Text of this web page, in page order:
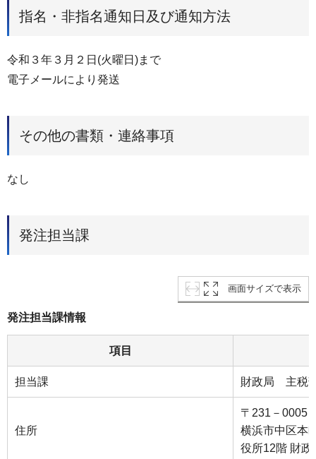
指名・非指名通知日及び通知方法
令和３年３月２日(火曜日)まで
電子メールにより発送
その他の書類・連絡事項
なし
発注担当課
画面サイズで表示
発注担当課情報
項目
担当課 財政局 主税
住所
〒231－0005
横浜市中区本
役所12階 財